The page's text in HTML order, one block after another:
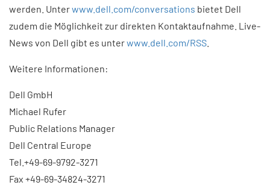
werden. Unterwww.dell.com/conversations bietet Dell
zudem die Möglichkeit zur direkten Kontaktaufnahme. Live-
News von Dell gibt es unterwww.dell.com/RSS
Weitere Informationen:
Dell GmbH
Michael Rufer
Public Relations Manager
Dell Central Europe
Tel.+49-69-9792-3271
Fax +49-69-34824-3271